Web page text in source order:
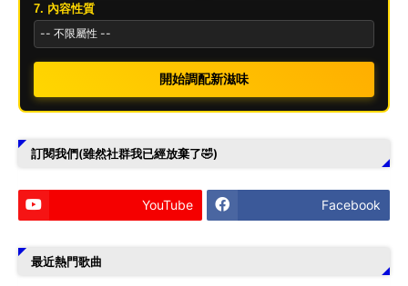
7. 內容性質
開始調配新滋味
訂閱我們(雖然社群我已經放棄了🤣)
YouTube Facebook
最近熱門歌曲